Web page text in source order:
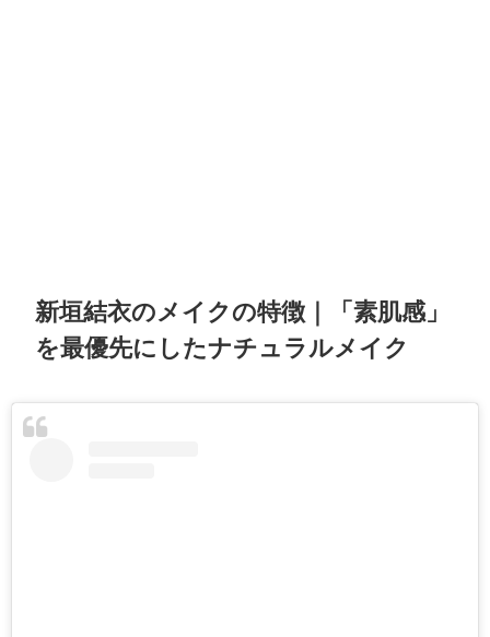
新垣結衣のメイクの特徴｜「素肌感」
を最優先にしたナチュラルメイク